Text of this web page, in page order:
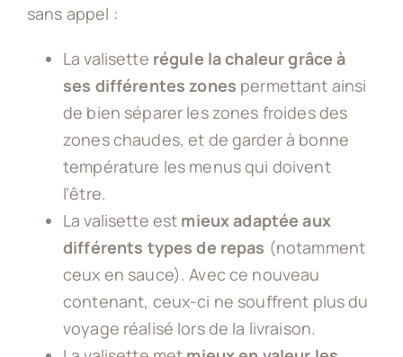
sans appel :
La valisette régule la chaleur grâce à
ses différentes zones permettant ainsi
de bien séparer les zones froides des
zones chaudes, et de garder à bonne
température les menus qui doivent
l’être.
La valisette est mieux adaptée aux
différents types de repas (notamment
ceux en sauce). Avec ce nouveau
contenant, ceux-ci ne souffrent plus du
voyage réalisé lors de la livraison.